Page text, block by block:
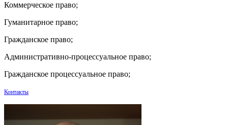
Коммерческое право;
Гуманитарное право;
Гражданское право;
Административно-процессуальное право;
Гражданское процессуальное право;
Контакты